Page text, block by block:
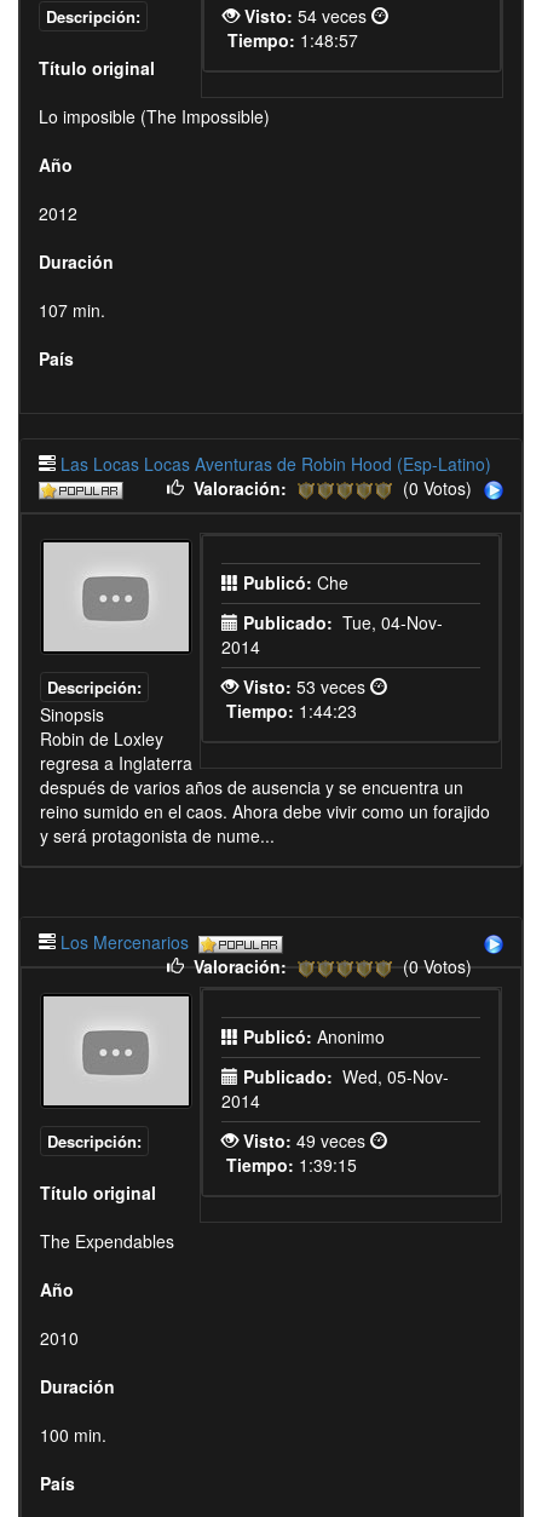
Visto: 54 veces
Tiempo: 1:48:57
Descripción:
Título original
Lo imposible (The Impossible)
Año
2012
Duración
107 min.
País
Las Locas Locas Aventuras de Robin Hood (Esp-Latino)
Valoración:
(0 Votos)
Publicó: Che
Publicado: Tue, 04-Nov-
2014
Visto: 53 veces
Tiempo: 1:44:23
Descripción:
Sinopsis
Robin de Loxley
regresa a Inglaterra
después de varios años de ausencia y se encuentra un
reino sumido en el caos. Ahora debe vivir como un forajido
y será protagonista de nume...
Los Mercenarios
Valoración:
(0 Votos)
Publicó: Anonimo
Publicado: Wed, 05-Nov-
2014
Visto: 49 veces
Tiempo: 1:39:15
Descripción:
Título original
The Expendables
Año
2010
Duración
100 min.
País